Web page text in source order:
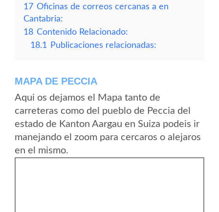
17 Oficinas de correos cercanas a en
Cantabria:
18 Contenido Relacionado:
18.1
Publicaciones relacionadas:
MAPA DE PECCIA
Aqui os dejamos el Mapa tanto de
carreteras como del pueblo de Peccia del
estado de Kanton Aargau en Suiza podeis ir
manejando el zoom para cercaros o alejaros
en el mismo.